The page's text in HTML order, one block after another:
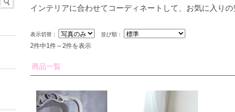
インテリアに合わせてコーディネートして、お気に入りの
表示切替： 並び順：
2件中1件～2件を表示
商品一覧